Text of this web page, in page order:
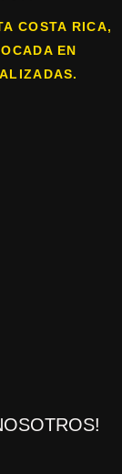
COSTA RICA,
EN